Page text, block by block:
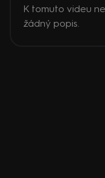
K tomuto videu
žádný popis.